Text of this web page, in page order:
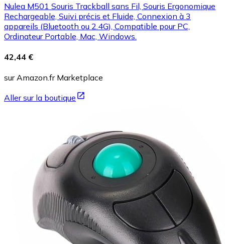
Nulea M501 Souris Trackball sans Fil, Souris Ergonomique
Rechargeable, Suivi précis et Fluide, Connexion à 3
appareils (Bluetooth ou 2.4G), Compatible pour PC,
Ordinateur Portable, Mac, Windows.
42,44 €
sur Amazon.fr Marketplace
Aller sur la boutique